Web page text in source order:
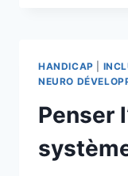
DU
ET
HANDICAP
NEURO
Penser